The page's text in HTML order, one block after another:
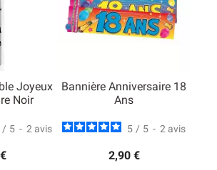
Joyeux
Noir
/ 5 - 2 avis
Bannière Anniversaire 18
Ans
5 / 5 - 2 avis
2,90 €